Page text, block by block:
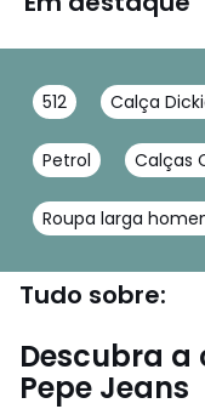
512 Calça
Petrol Calças
Roupa larga
Tudo sobre:
Descubra a
Pepe Jeans